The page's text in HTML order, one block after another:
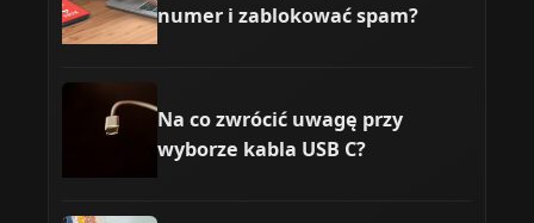
numer i zablokować spam?
Na co zwrócić uwagę przy
wyborze kabla USB C?